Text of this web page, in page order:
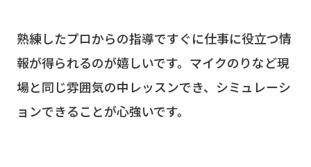
熟練したプロからの指導ですぐに仕事に役立つ情
報が得られるのが嬉しいです。マイクのりなど現
場と同じ雰囲気の中レッスンでき、シミュレーシ
ョンできることが心強いです。